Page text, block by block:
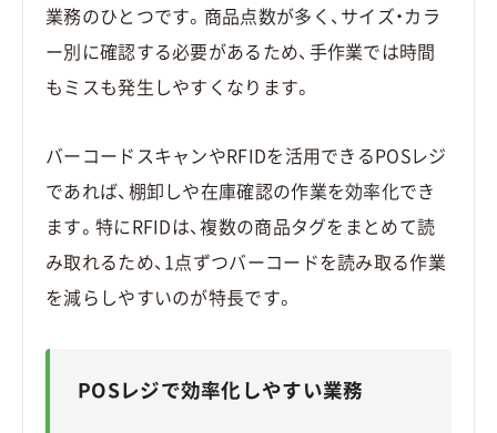
業務のひとつです。商品点数が多く、サイズ・カラ
ー別に確認する必要があるため、手作業では時間
もミスも発生しやすくなります。
バーコードスキャンやRFIDを活用できるPOSレジ
であれば、棚卸しや在庫確認の作業を効率化でき
ます。特にRFIDは、複数の商品タグをまとめて読
み取れるため、1点ずつバーコードを読み取る作業
を減らしやすいのが特長です。
POSレジで効率化しやすい業務